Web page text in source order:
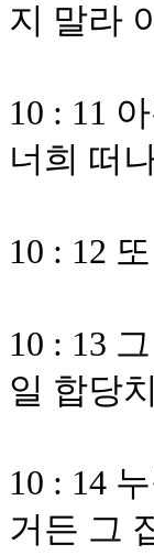
지 말라
10 : 11
너희 떠
10 : 12
10 : 13
일 합당
10 : 14
거든 그